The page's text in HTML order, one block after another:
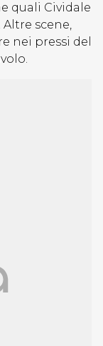
quali Cividale
Altre scene,
nei pressi del